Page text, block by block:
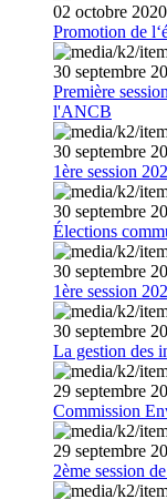
02 octobre 2020
Promotion de
30 septembre
Première
l'ANCB
30 septembre
1ère session
30 septembre
Élections
30 septembre
1ère session
30 septembre
La gestion des
29 septembre
Commission
29 septembre
2ème session